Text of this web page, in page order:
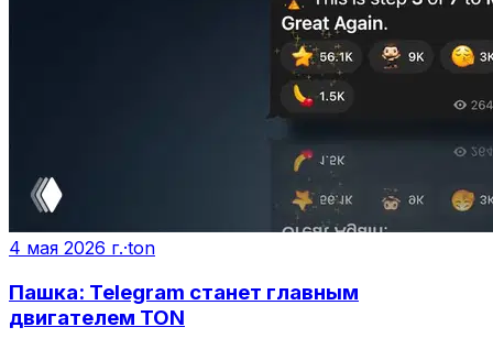
4 мая 2026 г.·ton
Пашка: Telegram станет главным
двигателем TON